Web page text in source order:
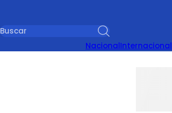
NacionalInternacional